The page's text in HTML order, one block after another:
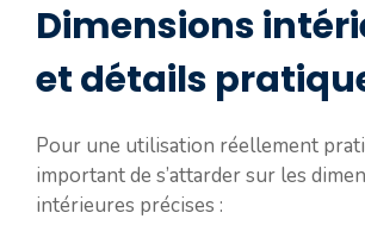
Dimensions
et détails
Pour une utilisation réellement
important de s’attarder sur les
intérieures précises :